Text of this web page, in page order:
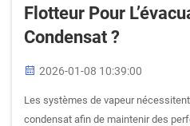
Flotteur Pour
Condensat ?
2026-01-08 10:39:00
Les systèmes de vapeur
condensat afin de maintenir des